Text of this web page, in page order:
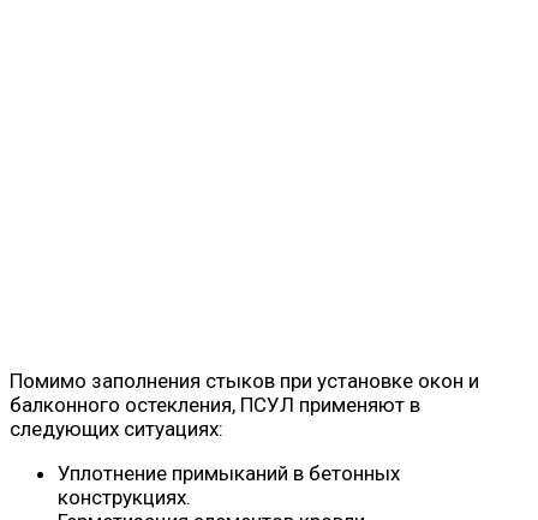
Помимо заполнения стыков при установке окон и
балконного остекления, ПСУЛ применяют в
следующих ситуациях:
Уплотнение примыканий в бетонных
конструкциях.